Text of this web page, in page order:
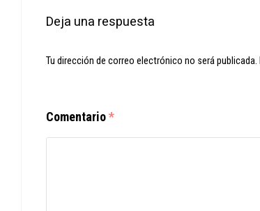
Deja una respuesta
Tu dirección de correo electrónico no será publicada.
Comentario*